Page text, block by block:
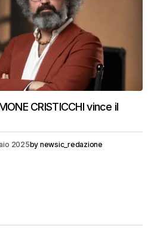
CRISTICCHI vince il
2025by newsic_redazione